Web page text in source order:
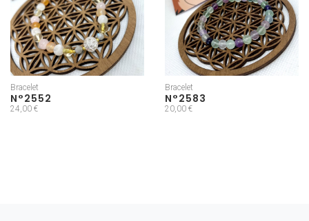
Bracelet
N°2552
24,00 €
Bracelet
N°2583
20,00 €